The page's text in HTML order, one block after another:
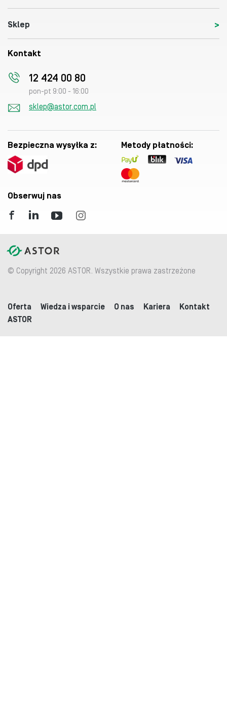
Sklep
Kontakt
12 424 00 80
pon-pt 9:00 - 16:00
sklep@astor.com.pl
Bezpieczna wysyłka z: Metody płatności:
Obserwuj nas
© Copyright 2026 ASTOR. Wszystkie prawa zastrzeżone
Oferta Wiedza i wsparcie O nas Kariera
Kontakt
ASTOR